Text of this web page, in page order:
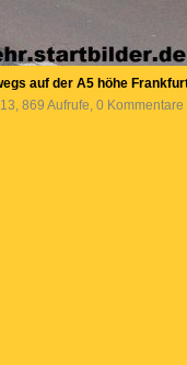
auf der A5 höhe
869 Aufrufe, 0 Kommentare